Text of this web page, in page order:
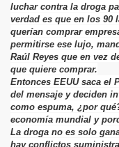
luchar contra la droga
verdad es que en los 90
querían comprar
permitirse ese lujo,
Raúl Reyes que en vez
que quiere comprar.
Entonces EEUU saca el
del mensaje y deciden
como espuma, ¿por
economía mundial y
La droga no es solo
hay conflictos